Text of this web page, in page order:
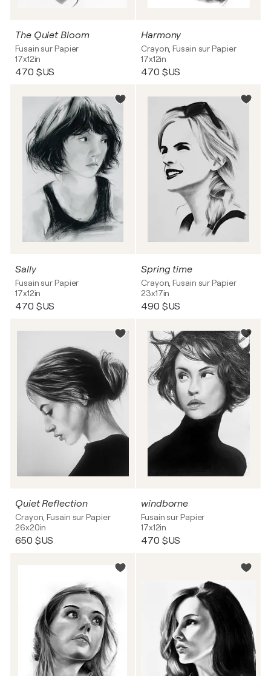
The Quiet Bloom
Fusain sur Papier
17x12in
470 $US
Harmony
Crayon, Fusain sur Papier
17x12in
470 $US
Sally
Fusain sur Papier
17x12in
470 $US
Spring time
Crayon, Fusain sur Papier
23x17in
490 $US
Quiet Reflection
Crayon, Fusain sur Papier
26x20in
650 $US
windborne
Fusain sur Papier
17x12in
470 $US